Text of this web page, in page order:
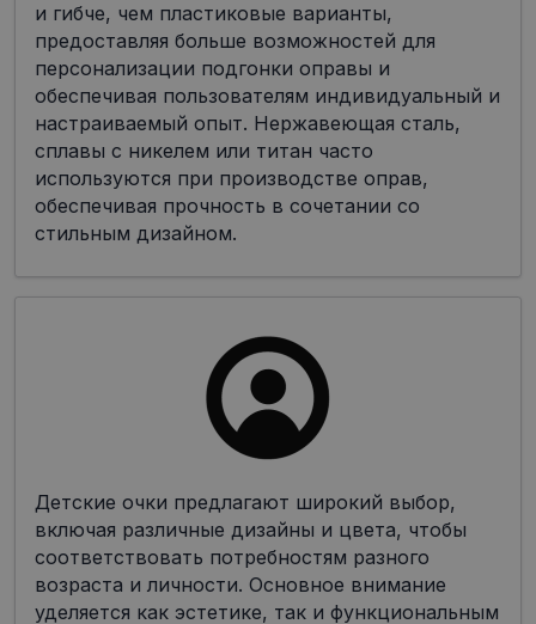
и гибче, чем пластиковые варианты,
предоставляя больше возможностей для
персонализации подгонки оправы и
обеспечивая пользователям индивидуальный и
настраиваемый опыт. Нержавеющая сталь,
сплавы с никелем или титан часто
используются при производстве оправ,
обеспечивая прочность в сочетании со
стильным дизайном.
Детские очки предлагают широкий выбор,
включая различные дизайны и цвета, чтобы
соответствовать потребностям разного
возраста и личности. Основное внимание
уделяется как эстетике, так и функциональным